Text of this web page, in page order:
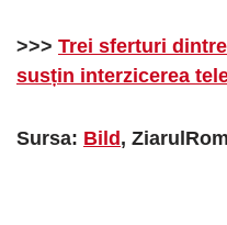
>>> Trei sferturi
susțin interzicerea
Sursa: Bild ,